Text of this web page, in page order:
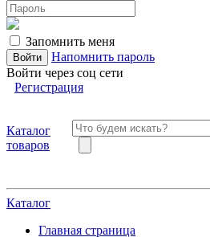
Запомнить меня
Напомнить пароль
Войти через соц сети
Регистрация
Каталог
товаров
Каталог
Главная страница